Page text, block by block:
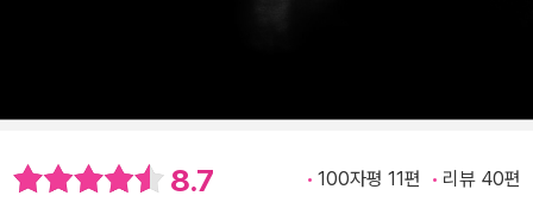
8.7 100자평 11편 리뷰 40편